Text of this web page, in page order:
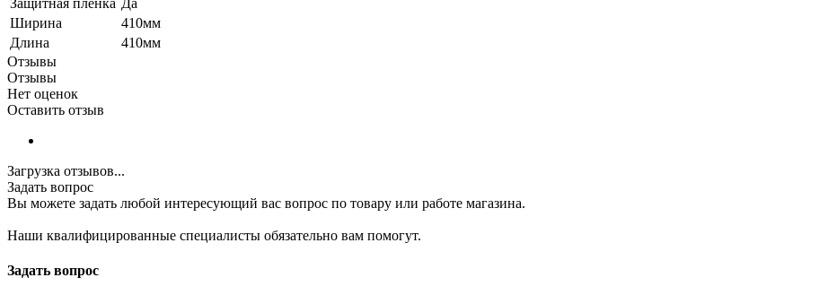
Ширина
410мм
Длина
410мм
Отзывы
Отзывы
Нет оценок
Оставить отзыв
Загрузка отзывов...
Задать вопрос
Вы можете задать любой интересующий вас вопрос по товару или работе магазина.
Наши квалифицированные специалисты обязательно вам помогут.
Задать вопрос